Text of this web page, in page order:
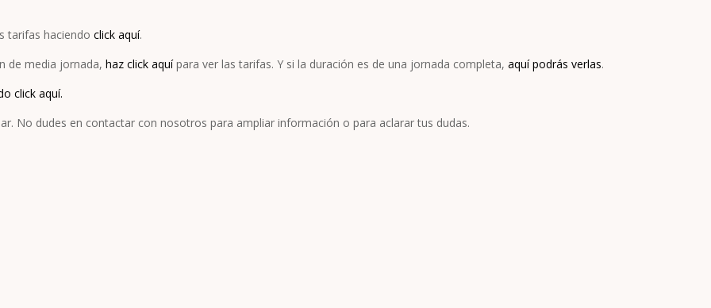
tarifas haciendo click aquí.
de media jornada, haz click aquípara ver las tarifas. Y si la duración es de una jornada completa, aquí podrás verlas.
click aquí.
No dudes en contactar con nosotros para ampliar información o para aclarar tus dudas.